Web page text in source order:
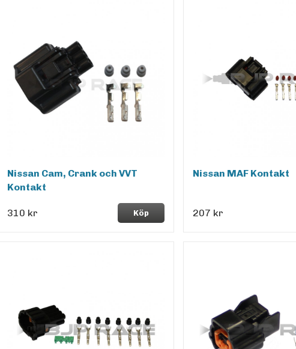
Nissan Cam, Crank och VVT
Kontakt
310 kr Köp
Nissan MAF Kontakt
207 kr